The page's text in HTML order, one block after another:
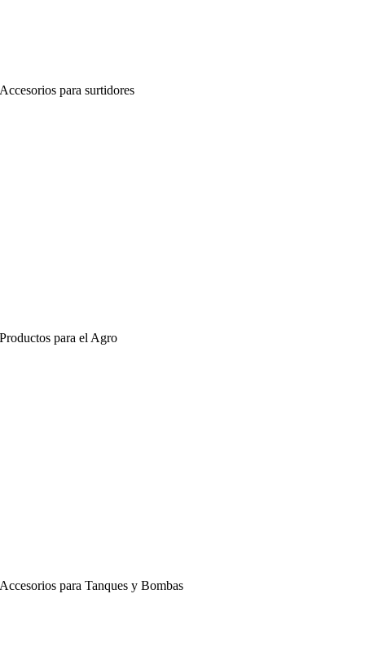
Accesorios para surtidores
Productos para el Agro
Accesorios para Tanques y Bombas